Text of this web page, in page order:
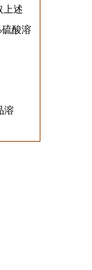
上述
酸溶
溶